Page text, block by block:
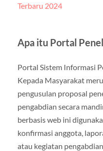
Terbaru 2024
Apa itu Portal
Portal Sistem Informasi
Kepada Masyarakat
pengusulan proposal
pengabdian secara
berbasis web ini
konfirmasi anggota,
atau kegiatan pengabdian.